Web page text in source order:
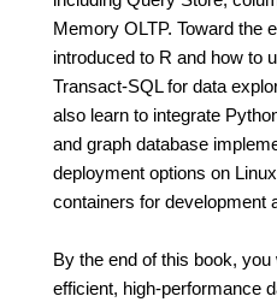
Memory OLTP. Toward the
introduced to R and how to
Transact-SQL for data
also learn to integrate
and graph database
deployment options on
containers for development
By the end of this book,
efficient, high-performance